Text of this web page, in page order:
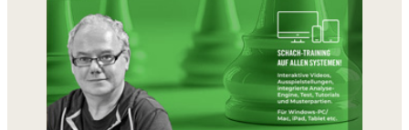
0
0,00 €
✔